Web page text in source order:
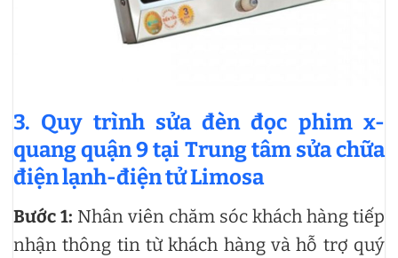
3. Quy trình sửa đèn đọc phim x-
quang quận 9 tại Trung tâm sửa chữa
điện lạnh-điện tử Limosa
Bước 1: Nhân viên chăm sóc khách hàng tiếp
nhận thông tin từ khách hàng và hỗ trợ quý